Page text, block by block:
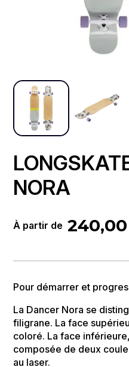
NORA
À partir de
Pour démarrer et
La Dancer Nora se
filigrane. La face
coloré. La face
composée de deux
au laser.